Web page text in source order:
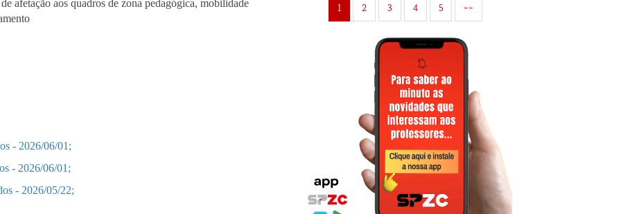
afetação aos quadros de zona pedagógica, mobilidade
- 2026/06/01;
- 2026/06/01;
- 2026/05/22;
1 2 3 4 5 >>